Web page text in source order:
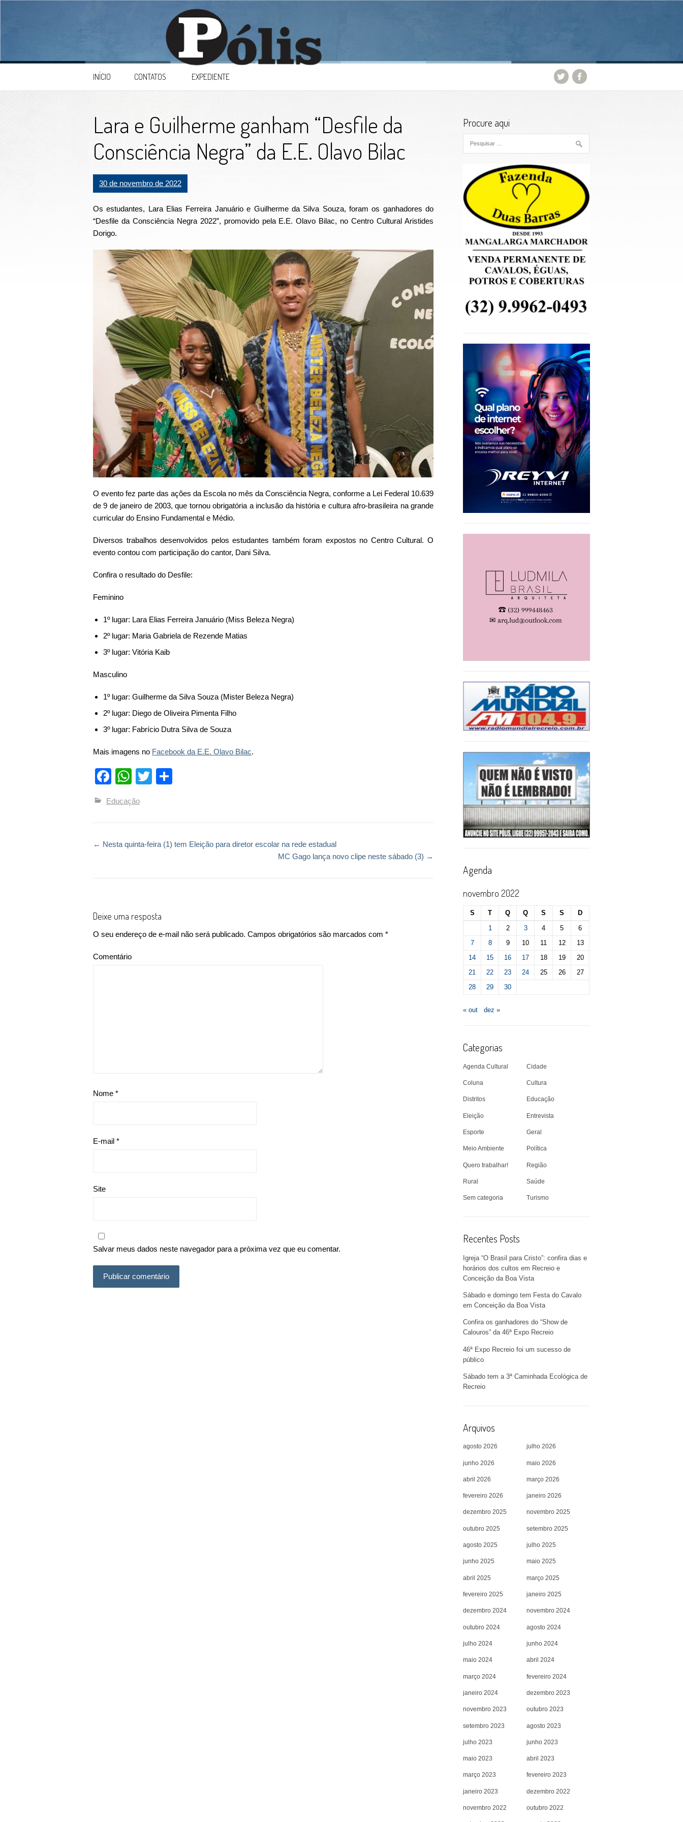
INÍCIO CONTATOS EXPEDIENTE
Lara e Guilherme ganham “Desfile da
Consciência Negra” da E.E. Olavo Bilac
30 de novembro de 2022
Os estudantes, Lara Elias Ferreira Januário e Guilherme da Silva Souza, foram os ganhadores do
“Desfile da Consciência Negra 2022”, promovido pela E.E. Olavo Bilac, no Centro Cultural Aristides
Dorigo.
O evento fez parte das ações da Escola no mês da Consciência Negra, conforme a Lei Federal 10.639
de 9 de janeiro de 2003, que tornou obrigatória a inclusão da história e cultura afro-brasileira na grande
curricular do Ensino Fundamental e Médio.
Diversos trabalhos desenvolvidos pelos estudantes também foram expostos no Centro Cultural. O
evento contou com participação do cantor, Dani Silva.
Confira o resultado do Desfile:
Feminino
1º lugar: Lara Elias Ferreira Januário (Miss Beleza Negra)
2º lugar: Maria Gabriela de Rezende Matias
3º lugar: Vitória Kaib
Masculino
1º lugar: Guilherme da Silva Souza (Mister Beleza Negra)
2º lugar: Diego de Oliveira Pimenta Filho
3º lugar: Fabrício Dutra Silva de Souza
Mais imagens no Facebook da E.E. Olavo Bilac.
Facebook
WhatsApp
Twitter
Educação
Post navigation
← Nesta quinta-feira (1) tem Eleição para diretor escolar na rede estadual
MC Gago lança novo clipe neste sábado (3) →
Deixe uma resposta
O seu endereço de e-mail não será publicado. Campos obrigatórios são marcados com *
Comentário
Nome *
E-mail *
Site
Salvar meus dados neste navegador para a próxima vez que eu comentar.
Procure aqui
Agenda
novembro 2022
S T Q Q S S
D
1
2 3 4 5
6
7
8 9 10 11 12
13
14
15 16 17 18 19
20
21
22 23 24 25 26
27
28
29 30
« out dez »
Categorias
Agenda Cultural Cidade
Coluna Cultura
Distritos Educação
Eleição Entrevista
Esporte Geral
Meio Ambiente Política
Quero trabalhar! Região
Rural Saúde
Sem categoria Turismo
Recentes Posts
Igreja “O Brasil para Cristo”: confira dias e
horários dos cultos em Recreio e
Conceição da Boa Vista
Sábado e domingo tem Festa do Cavalo
em Conceição da Boa Vista
Confira os ganhadores do “Show de
Calouros” da 46ª Expo Recreio
46ª Expo Recreio foi um sucesso de
público
Sábado tem a 3ª Caminhada Ecológica de
Recreio
Arquivos
agosto 2026 julho 2026
junho 2026 maio 2026
abril 2026 março 2026
fevereiro 2026 janeiro 2026
dezembro 2025 novembro 2025
outubro 2025 setembro 2025
agosto 2025 julho 2025
junho 2025 maio 2025
abril 2025 março 2025
fevereiro 2025 janeiro 2025
dezembro 2024 novembro 2024
outubro 2024 agosto 2024
julho 2024 junho 2024
maio 2024 abril 2024
março 2024 fevereiro 2024
janeiro 2024 dezembro 2023
novembro 2023 outubro 2023
setembro 2023 agosto 2023
julho 2023 junho 2023
maio 2023 abril 2023
março 2023 fevereiro 2023
janeiro 2023 dezembro 2022
novembro 2022 outubro 2022